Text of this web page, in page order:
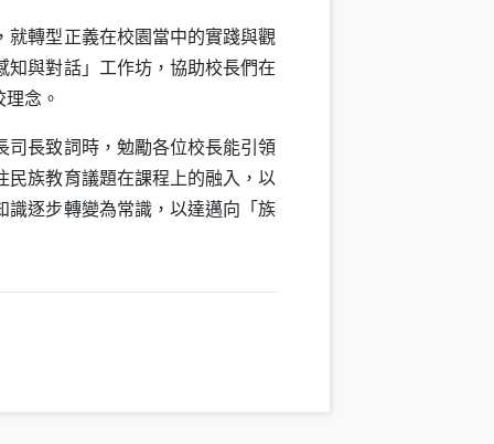
轉型正義在校園當中的實踐與觀
與對話」工作坊，協助校長們在
念。
長致詞時，勉勵各位校長能引領
族教育議題在課程上的融入，以
識逐步轉變為常識，以達邁向「族